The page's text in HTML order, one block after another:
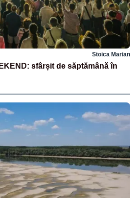
Stoica Marian
sfârșit de săptămână în